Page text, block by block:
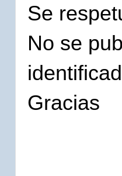
Se
No se
Gracias